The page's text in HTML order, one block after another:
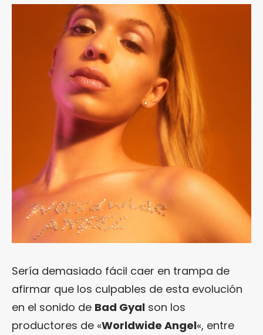
Sería demasiado fácil caer en trampa de
afirmar que los culpables de esta evolución
en el sonido de Bad Gyal son los
productores de «Worldwide Angel«, entre